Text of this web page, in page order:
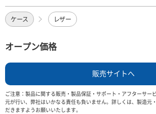
ケース レザー
オープン価格
販売サイトへ
ご注意：製品に関する販売・製品保証・サポート・アフターサー
元が行い、弊社はいかなる責任も負いません。詳しくは、製造元
だきますようお願いいたします。